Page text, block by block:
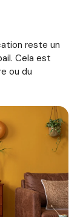
reste un
Cela est
ou du